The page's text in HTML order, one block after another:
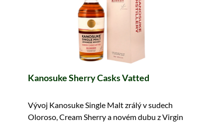
Kanosuke Sherry Casks Vatted
Vývoj Kanosuke Single Malt zrálý v sudech
Oloroso, Cream Sherry a novém dubu z Virgin